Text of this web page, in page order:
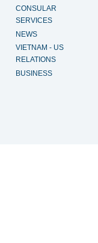
CONSULAR
SERVICES
NEWS
VIETNAM - US
RELATIONS
BUSINESS